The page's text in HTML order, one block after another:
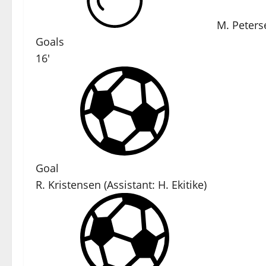
M.
Goals
16'
Goal
R. Kristensen (Assistant: H. Ekitike)